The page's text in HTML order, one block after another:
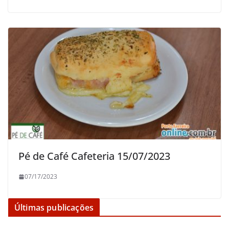
Pé de Café Cafeteria 15/07/2023
07/17/2023
Últimas publicações